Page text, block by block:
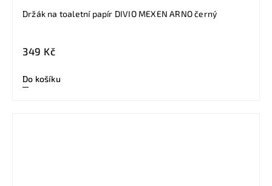
Držák na toaletní papír DIVIO MEXEN ARNO černý
349 Kč
Do košíku